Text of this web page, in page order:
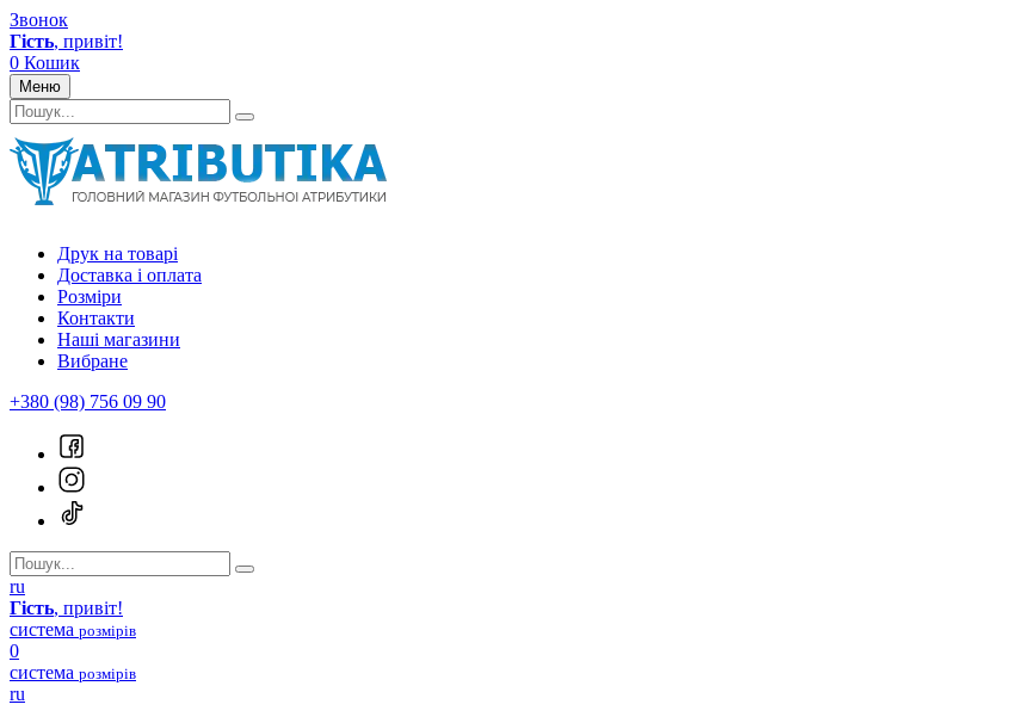
Звонок
Гість, привіт!
0 Кошик
Меню
Друк на товарі
Доставка і оплата
Розміри
Контакти
Наші магазини
Вибране
+380 (98) 756 09 90
ru
Гість, привіт!
система розмірів
0
система розмірів
ru